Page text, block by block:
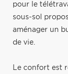
pour le
sous-sol
aménager un
de vie.
Le confort est